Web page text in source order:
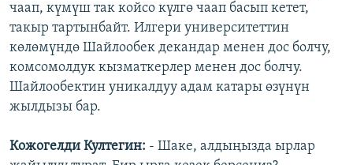
чаап, күмүш так койсо күлгө чаап басып кетет,
такыр тартынбайт. Илгери университеттин
көлөмүндө Шайлообек декандар менен дос болчу,
комсомолдук кызматкерлер менен дос болчу.
Шайлообектин уникалдуу адам катары өзүнүн
жылдызы бар.
Кожогелди Култегин: - Шаке, алдыңызда ырлар